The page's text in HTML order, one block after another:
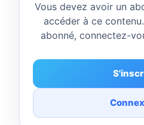
Vous devez avoir un
accéder à ce
abonné, connectez-